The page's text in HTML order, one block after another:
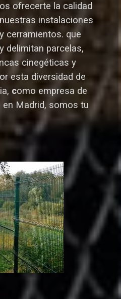
ofrecerte la calidad
instalaciones
cerramientos. que
delimitan parcelas,
cinegéticas y
esta diversidad de
como empresa de
Madrid, somos tu